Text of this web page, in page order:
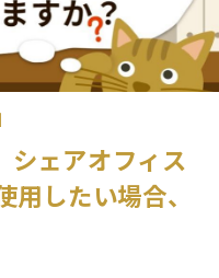
シェアオフィス
したい場合、